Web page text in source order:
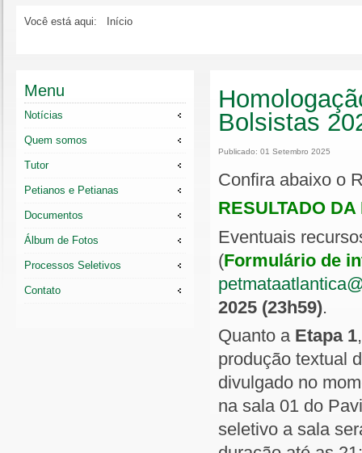
Você está aqui: Início
Bolsistas
Publicado: 01 Setembro 2025
Confira abaixo o
RESULTADO
Eventuais
(Formulário de
2025 (23h59).
Quanto a Etapa 1
produção textual
divulgado no
na sala 01 do
seletivo a sala
Menu
Notícias
Quem somos
Tutor
Petianos e Petianas
Documentos
Álbum de Fotos
Processos Seletivos
Contato